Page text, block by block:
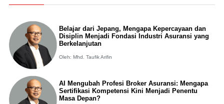
Belajar dari Jepang, Mengapa Kepercayaan dan
Disiplin Menjadi Fondasi Industri Asuransi yang
Berkelanjutan
Oleh: Mhd. Taufik Arifin
AI Mengubah Profesi Broker Asuransi: Mengapa
Sertifikasi Kompetensi Kini Menjadi Penentu
Masa Depan?